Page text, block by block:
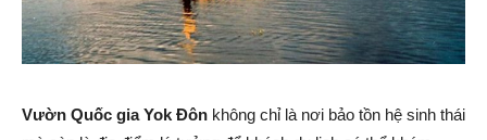
Vườn Quốc gia Yok Đôn không chỉ là nơi bảo tồn hệ sinh thái